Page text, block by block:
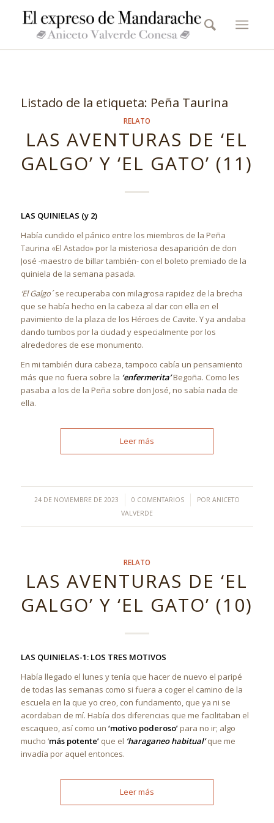
Listado de la etiqueta: Peña Taurina
RELATO
LAS AVENTURAS DE ‘EL
GALGO’ Y ‘EL GATO’ (11)
LAS QUINIELAS (y 2)
Había cundido el pánico entre los miembros de la Peña
Taurina «El Astado» por la misteriosa desaparición de don
José -maestro de billar también- con el boleto premiado de la
quiniela de la semana pasada.
‘El Galgo´se recuperaba con milagrosa rapidez de la brecha
que se había hecho en la cabeza al dar con ella en el
pavimiento de la plaza de los Héroes de Cavite. Y ya andaba
dando tumbos por la ciudad y especialmente por los
alrededores de ese monumento.
En mi también dura cabeza, tampoco cabía un pensamiento
más que no fuera sobre la ‘enfermerita’Begoña. Como les
pasaba a los de la Peña sobre don José, no sabía nada de
ella.
Leer más
24 DE NOVIEMBRE DE 2023
/ 0 COMENTARIOS
/ POR ANICETO
VALVERDE
RELATO
LAS AVENTURAS DE ‘EL
GALGO’ Y ‘EL GATO’ (10)
LAS QUINIELAS-1: LOS TRES MOTIVOS
Había llegado el lunes y tenía que hacer de nuevo el paripé
de todas las semanas como si fuera a coger el camino de la
escuela en la que yo creo, con fundamento, que ya ni se
acordaban de mí. Había dos diferencias que me facilitaban el
escaqueo, así como un ‘motivo poderoso’para no ir; algo
mucho ‘más potente’que el ‘haraganeo habitual’que me
invadía por aquel entonces.
Leer más